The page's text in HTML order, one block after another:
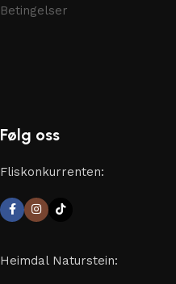
Betingelser
Følg oss
Fliskonkurrenten:
Heimdal Naturstein: